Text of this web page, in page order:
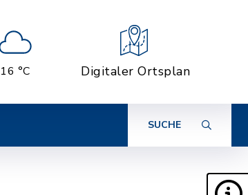
16 °C Digitaler Ortsplan
SUCHE